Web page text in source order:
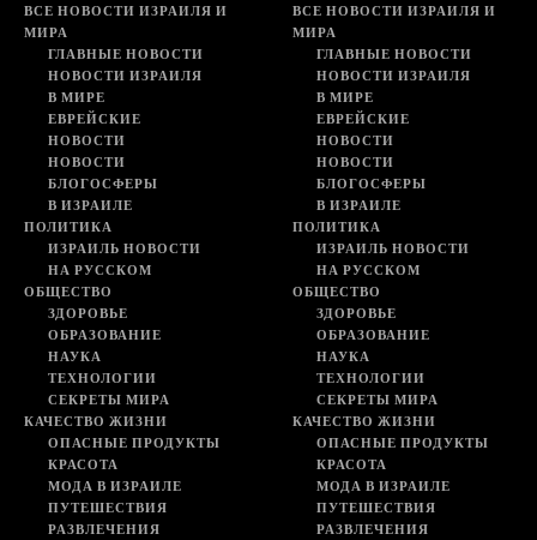
ВСЕ НОВОСТИ ИЗРАИЛЯ И
МИРА
ГЛАВНЫЕ НОВОСТИ
НОВОСТИ ИЗРАИЛЯ
В МИРЕ
ЕВРЕЙСКИЕ
НОВОСТИ
НОВОСТИ
БЛОГОСФЕРЫ
В ИЗРАИЛЕ
ПОЛИТИКА
ИЗРАИЛЬ НОВОСТИ
НА РУССКОМ
ОБЩЕСТВО
ЗДОРОВЬЕ
ОБРАЗОВАНИЕ
НАУКА
ТЕХНОЛОГИИ
СЕКРЕТЫ МИРА
КАЧЕСТВО ЖИЗНИ
ОПАСНЫЕ ПРОДУКТЫ
КРАСОТА
МОДА В ИЗРАИЛЕ
ПУТЕШЕСТВИЯ
РАЗВЛЕЧЕНИЯ
ВСЕ НОВОСТИ ИЗРАИЛЯ И
МИРА
ГЛАВНЫЕ НОВОСТИ
НОВОСТИ ИЗРАИЛЯ
В МИРЕ
ЕВРЕЙСКИЕ
НОВОСТИ
НОВОСТИ
БЛОГОСФЕРЫ
В ИЗРАИЛЕ
ПОЛИТИКА
ИЗРАИЛЬ НОВОСТИ
НА РУССКОМ
ОБЩЕСТВО
ЗДОРОВЬЕ
ОБРАЗОВАНИЕ
НАУКА
ТЕХНОЛОГИИ
СЕКРЕТЫ МИРА
КАЧЕСТВО ЖИЗНИ
ОПАСНЫЕ ПРОДУКТЫ
КРАСОТА
МОДА В ИЗРАИЛЕ
ПУТЕШЕСТВИЯ
РАЗВЛЕЧЕНИЯ